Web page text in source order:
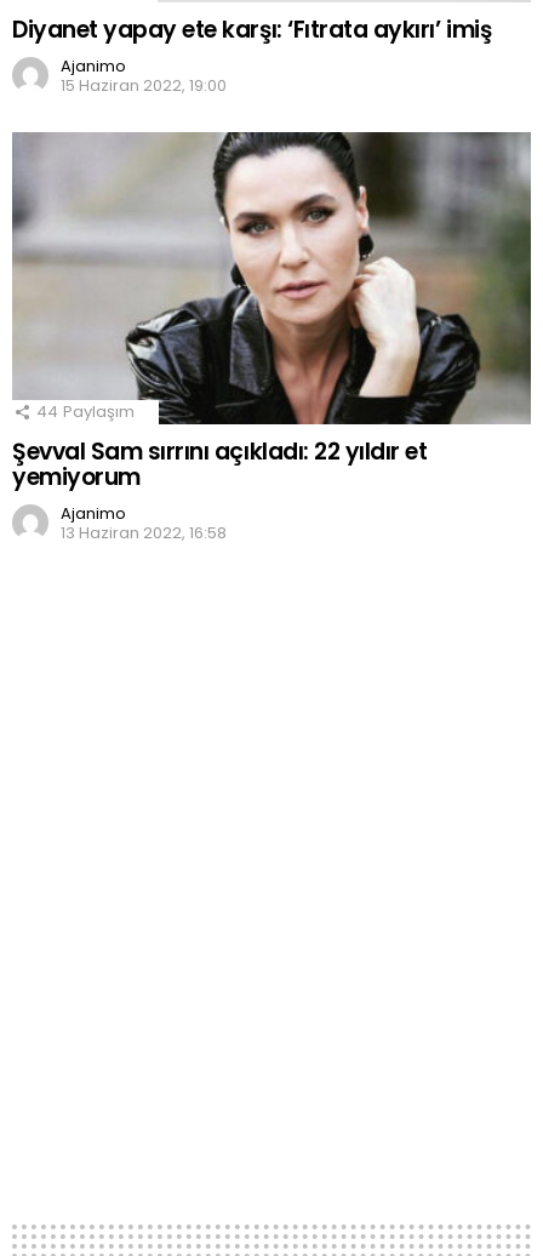
Diyanet yapay ete karşı: ‘Fıtrata aykırı’ imiş
Ajanimo
15 Haziran 2022, 19:00
44 Paylaşım
Şevval Sam sırrını açıkladı: 22 yıldır et
yemiyorum
Ajanimo
13 Haziran 2022, 16:58